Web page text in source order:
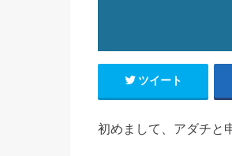
ツイート
初めまして、アダチと